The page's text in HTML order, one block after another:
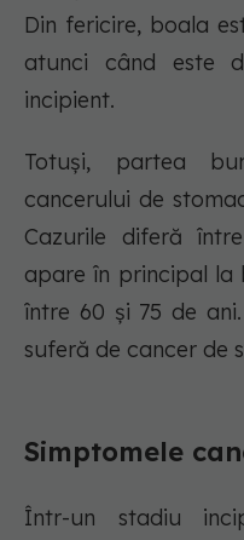
Din fericire, boala
atunci când este
incipient.
Totuși, partea
cancerului de
Cazurile diferă
apare în principal la
între 60 și 75 de
suferă de cancer de
Simptomele
Într-un stadiu